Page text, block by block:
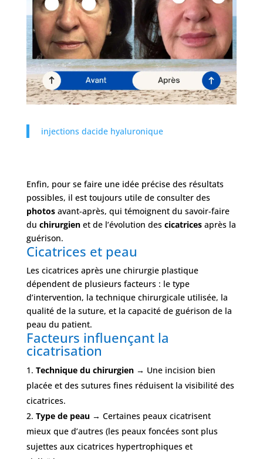
injections dacide hyaluronique
Enfin, pour se faire une idée précise des résultats
possibles, il est toujours utile de consulter des
photosavant-après, qui témoignent du savoir-faire
du chirurgienet de l’évolution des cicatricesaprès la
guérison.
Cicatrices et peau
Les cicatrices après une chirurgie plastique
dépendent de plusieurs facteurs : le type
d’intervention, la technique chirurgicale utilisée, la
qualité de la suture, et la capacité de guérison de la
peau du patient.
Facteurs influençant la
cicatrisation
Technique du chirurgien→ Une incision bien
placée et des sutures fines réduisent la visibilité des
cicatrices.
Type de peau→ Certaines peaux cicatrisent
mieux que d’autres (les peaux foncées sont plus
sujettes aux cicatrices hypertrophiques et